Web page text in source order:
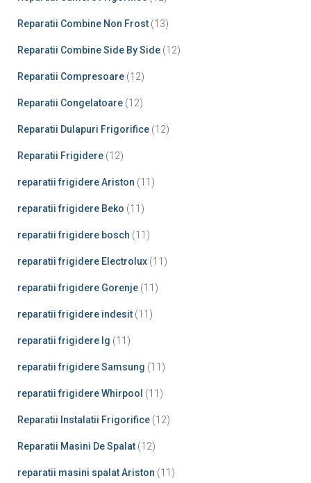
Reparatii Combine Non Frost (13)
Reparatii Combine Side By Side (12)
Reparatii Compresoare (12)
Reparatii Congelatoare (12)
Reparatii Dulapuri Frigorifice (12)
Reparatii Frigidere (12)
reparatii frigidere Ariston (11)
reparatii frigidere Beko (11)
reparatii frigidere bosch (11)
reparatii frigidere Electrolux (11)
reparatii frigidere Gorenje (11)
reparatii frigidere indesit (11)
reparatii frigidere lg (11)
reparatii frigidere Samsung (11)
reparatii frigidere Whirpool (11)
Reparatii Instalatii Frigorifice (12)
Reparatii Masini De Spalat (12)
reparatii masini spalat Ariston (11)